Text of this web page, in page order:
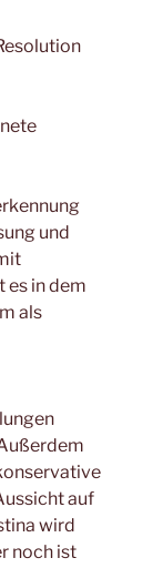
und
es in dem
als
auf
wird
noch ist